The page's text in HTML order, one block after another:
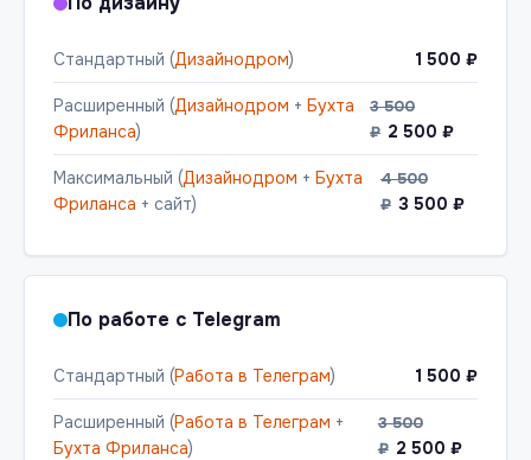
Стандартный (Дизайнодром) 1 500 ₽
Расширенный (Дизайнодром + Бухта
Фриланса)
3 500
₽ 2 500 ₽
Максимальный (Дизайнодром + Бухта
Фриланса + сайт)
4 500
₽ 3 500 ₽
По работе с Telegram
Стандартный (Работа в Телеграм) 1 500 ₽
Расширенный (Работа в Телеграм +
Бухта Фриланса)
3 500
₽ 2 500 ₽